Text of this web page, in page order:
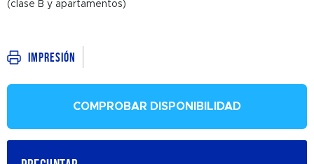
(clase B y apartamentos)
Impresión
COMPROBAR DISPONIBILIDAD